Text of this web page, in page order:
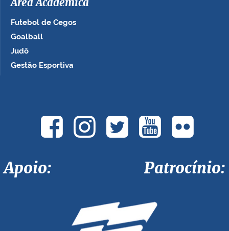
Área Acadêmica
Futebol de Cegos
Goalball
Judô
Gestão Esportiva
Apoio: Patrocínio: